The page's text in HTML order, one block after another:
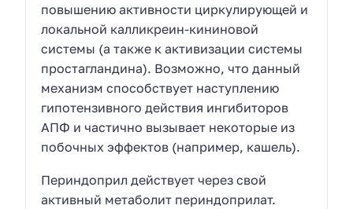
повышению активности циркулирующей и
локальной калликреин-кининовой
системы (а также к активизации системы
простагландина). Возможно, что данный
механизм способствует наступлению
гипотензивного действия ингибиторов
АПФ и частично вызывает некоторые из
побочных эффектов (например, кашель).
Периндоприл действует через свой
активный метаболит периндоприлат.